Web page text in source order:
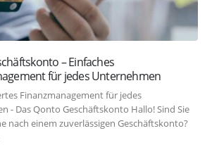
– Einfaches
für jedes Unternehmen
Finanzmanagement für jedes
- Das Qonto Geschäftskonto Hallo! Sind Sie
nach einem zuverlässigen Geschäftskonto?